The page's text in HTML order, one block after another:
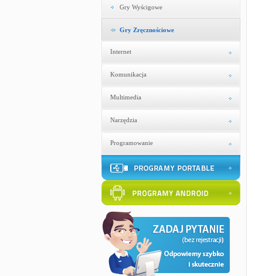
Gry Wyścigowe
Gry Zręcznościowe
Internet
Komunikacja
Multimedia
Narzędzia
Programowanie